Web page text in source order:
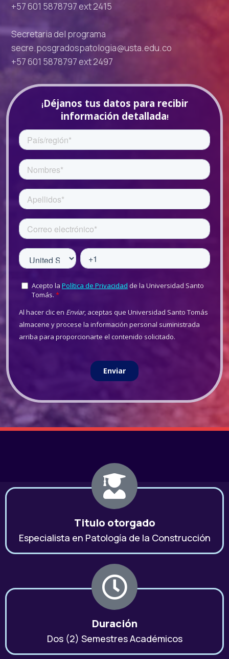
+57 601 5878797 ext 2415
Secretaria del programa
secre.posgradospatologia@usta.edu.co
+57 601 5878797 ext 2497
Titulo otorgado
Especialista en Patología de la Construcción
Duración
Dos (2) Semestres Académicos